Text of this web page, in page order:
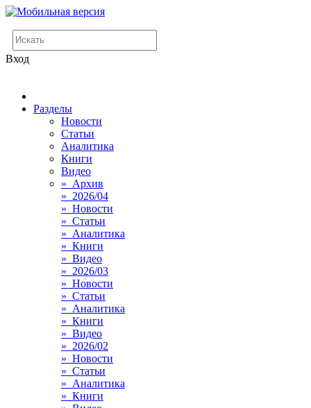
Вход
Разделы
Новости
Статьи
Аналитика
Книги
Видео
» Архив
» 2026/04
» Новости
» Статьи
» Аналитика
» Книги
» Видео
» 2026/03
» Новости
» Статьи
» Аналитика
» Книги
» Видео
» 2026/02
» Новости
» Статьи
» Аналитика
» Книги